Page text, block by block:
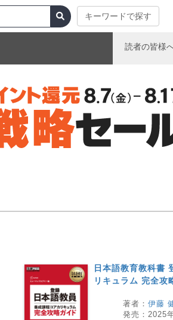
キーワードで探す
読者の皆様
日本語教育教科書
リキュラム 完全攻
著者： 伊藤
発売： 2025